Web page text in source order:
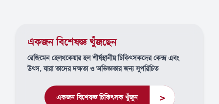
একজন বিশেষজ্ঞ খুঁজছেন
রেজিমেন হেলথকেয়ার হল শীর্ষস্থানীয় চিকিৎসকদের কেন্দ্র এবং
উৎস, যারা তাদের দক্ষতা ও অভিজ্ঞতার জন্য সুপরিচিত
একজন বিশেষজ্ঞ চিকিৎসক খুঁজুন >